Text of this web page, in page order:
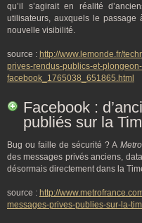
qu’il s’agirait en réalité
utilisateurs, auxquels le
nouvelle visibilité.
source : http://www.lemonde.fr/
prives-rendus-publics-et-
facebook_1765038_651865.html
Facebook :
publiés sur la
Bug ou faille de sécurité ? A Metro
des messages privés anciens,
désormais directement dans la
source : http://
messages-prives-publies-sur-la-